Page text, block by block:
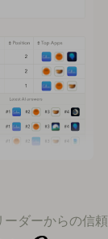
ダーからの信頼